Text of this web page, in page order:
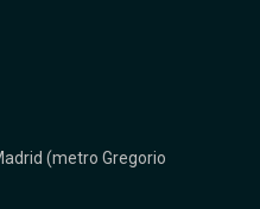
(metro Gregorio